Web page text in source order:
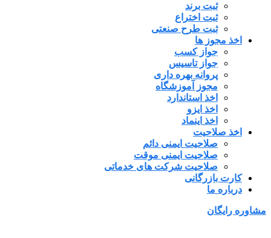
ثبت برند
ثبت اختراع
ثبت طرح صنعتی
اخذ مجوز ها
جواز کسب
جواز تاسیس
پروانه بهره داری
مجوز آموزشگاه
اخذ استاندارد
اخذ ایزو
اخذ اینماد
اخذ صلاحیت
صلاحیت ایمنی دائم
صلاحیت ایمنی موقت
صلاحیت شرکت های خدماتی
کارت بازرگانی
درباره ما
مشاوره رایگان